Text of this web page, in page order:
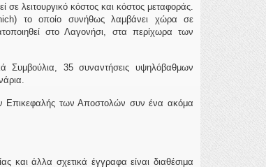
σε λειτουργικό κόστος και κόστος μεταφοράς.
το οποίο συνήθως λαμβάνει χώρα σε
στο Λαγονήσι, στα περίχωρα των
Συμβούλια, 35 συναντήσεις υψηλόβαθμων
Επικεφαλής των Αποστολών συν ένα ακόμα
και άλλα σχετικά έγγραφα είναι διαθέσιμα